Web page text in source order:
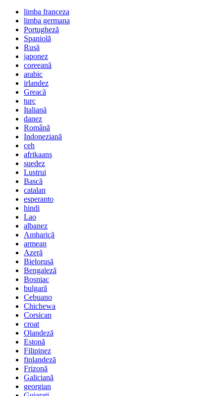
limba franceza
limba germana
Portugheză
Spaniolă
Rusă
japonez
coreeană
arabic
irlandez
Greacă
turc
Italiană
danez
Română
Indoneziană
ceh
afrikaans
suedez
Lustrui
Bască
catalan
esperanto
hindi
Lao
albanez
Amharică
armean
Azeră
Bielorusă
Bengaleză
Bosniac
bulgară
Cebuano
Chichewa
Corsican
croat
Olandeză
Estonă
Filipinez
finlandeză
Frizonă
Galiciană
georgian